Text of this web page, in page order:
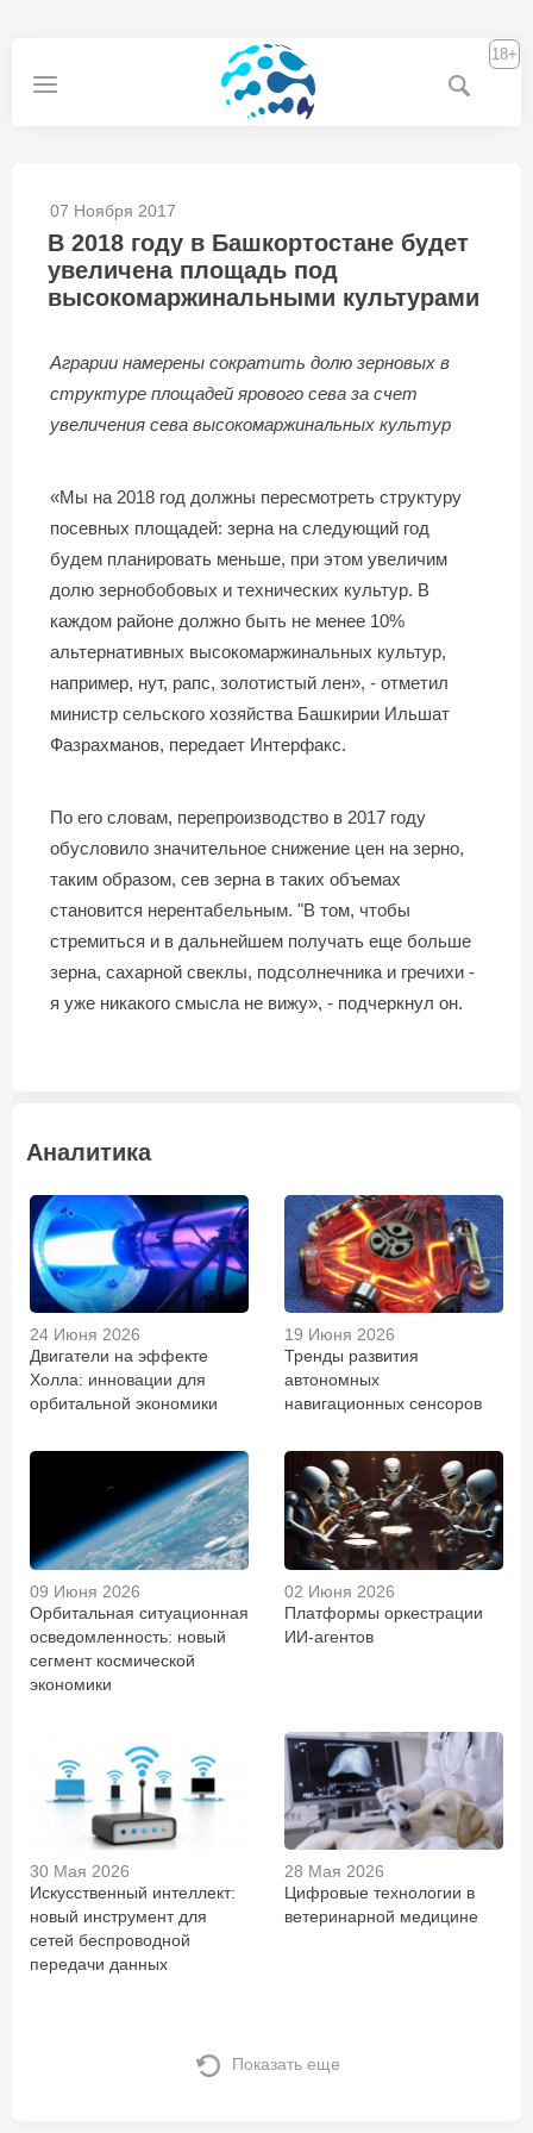
18+
07 Ноября 2017
В 2018 году в Башкортостане будет
увеличена площадь под
высокомаржинальными культурами
Аграрии намерены сократить долю зерновых в
структуре площадей ярового сева за счет
увеличения сева высокомаржинальных культур
«Мы на 2018 год должны пересмотреть структуру
посевных площадей: зерна на следующий год
будем планировать меньше, при этом увеличим
долю зернобобовых и технических культур. В
каждом районе должно быть не менее 10%
альтернативных высокомаржинальных культур,
например, нут, рапс, золотистый лен», - отметил
министр сельского хозяйства Башкирии Ильшат
Фазрахманов, передает Интерфакс.
По его словам, перепроизводство в 2017 году
обусловило значительное снижение цен на зерно,
таким образом, сев зерна в таких объемах
становится нерентабельным. "В том, чтобы
стремиться и в дальнейшем получать еще больше
зерна, сахарной свеклы, подсолнечника и гречихи -
я уже никакого смысла не вижу», - подчеркнул он.
Аналитика
24 Июня 2026
Двигатели на эффекте
Холла: инновации для
орбитальной экономики
19 Июня 2026
Тренды развития
автономных
навигационных сенсоров
09 Июня 2026
Орбитальная ситуационная
осведомленность: новый
сегмент космической
экономики
02 Июня 2026
Платформы оркестрации
ИИ-агентов
30 Мая 2026
Искусственный интеллект:
новый инструмент для
сетей беспроводной
передачи данных
28 Мая 2026
Цифровые технологии в
ветеринарной медицине
Показать еще